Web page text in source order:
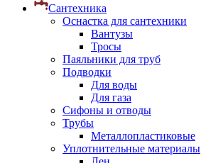
Сантехника
Оснастка для сантехники
Вантузы
Тросы
Паяльники для труб
Подводки
Для воды
Для газа
Сифоны и отводы
Трубы
Металлопластиковые
Уплотнительные материалы